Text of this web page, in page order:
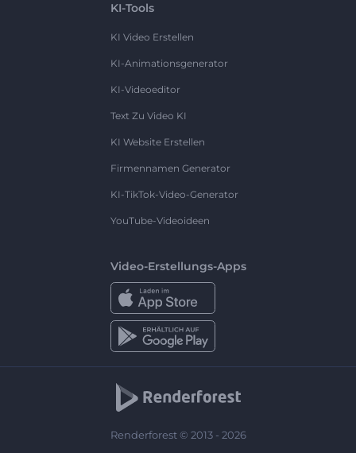
KI-Tools
KI Video Erstellen
KI-Animationsgenerator
KI-Videoeditor
Text Zu Video KI
KI Website Erstellen
Firmennamen Generator
KI-TikTok-Video-Generator
YouTube-Videoideen
Video-Erstellungs-Apps
Renderforest © 2013 - 2026